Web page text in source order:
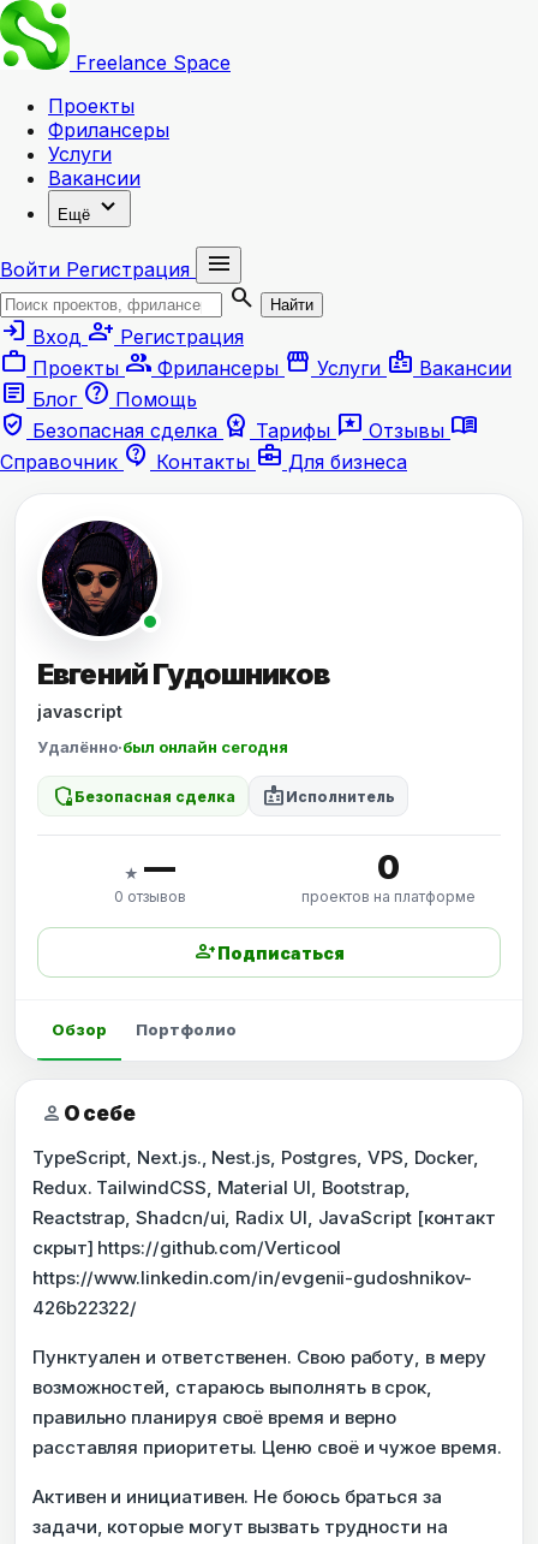
Freelance Space
Проекты
Фрилансеры
Услуги
Вакансии
Ещё expand_more
Войти Регистрация
menu
search
Найти
login Вход person_add Регистрация
work Проекты group Фрилансеры storefront Услуги badge Вакансии
article Блог help Помощь
verified_user Безопасная сделка workspace_premium Тарифы reviews Отзывы menu_book
Справочник contact_support Контакты business_center Для бизнеса
Евгений Гудошников
javascript
Удалённо·был онлайн сегодня
shield_locked Безопасная сделка badge Исполнитель
★ —
0 отзывов
0
проектов на платформе
person_addПодписаться
Обзор Портфолио
person О себе
TypeScript, Next.js., Nest.js, Postgres, VPS, Docker,
Redux. TailwindCSS, Material UI, Bootstrap,
Reactstrap, Shadcn/ui, Radix UI, JavaScript [контакт
скрыт] https://github.com/Verticool
https://www.linkedin.com/in/evgenii-gudoshnikov-
426b22322/
Пунктуален и ответственен. Свою работу, в меру
возможностей, стараюсь выполнять в срок,
правильно планируя своё время и верно
расставляя приоритеты. Ценю своё и чужое время.
Активен и инициативен. Не боюсь браться за
задачи, которые могут вызвать трудности на